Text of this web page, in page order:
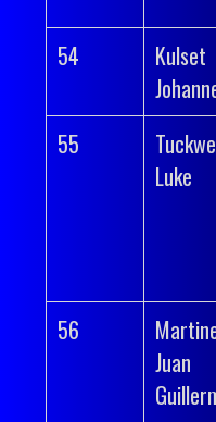
54
Kulset
55
Luke
56
Juan